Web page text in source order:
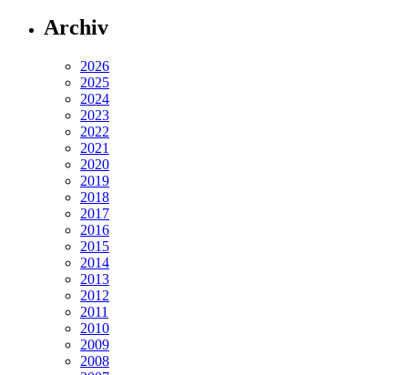
Archiv
2026
2025
2024
2023
2022
2021
2020
2019
2018
2017
2016
2015
2014
2013
2012
2011
2010
2009
2008